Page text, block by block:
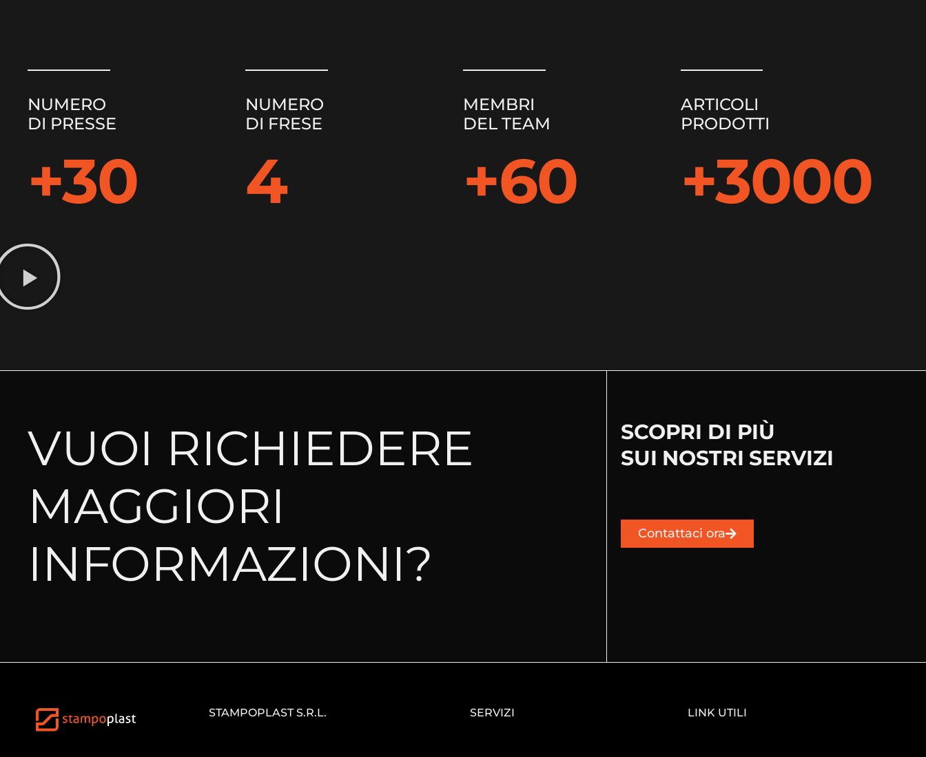
NUMERO
DI PRESSE
+30
NUMERO
DI FRESE
4
MEMBRI
DEL TEAM
+60
ARTICOLI
PRODOTTI
+3000
VUOI RICHIEDERE
MAGGIORI
INFORMAZIONI?
SCOPRI DI PIÙ
SUI NOSTRI SERVIZI
Contattaci ora
STAMPOPLAST S.R.L. SERVIZI LINK UTILI